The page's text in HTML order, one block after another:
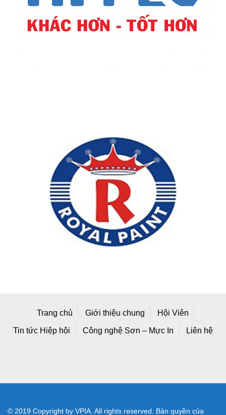
Trang chủ Giới thiệu chung Hội Viên
Tin tức Hiệp hội Công nghệ Sơn – Mực In Liên hệ
© 2019 Copyright by VPIA. All rights reserved. Bản quyền của